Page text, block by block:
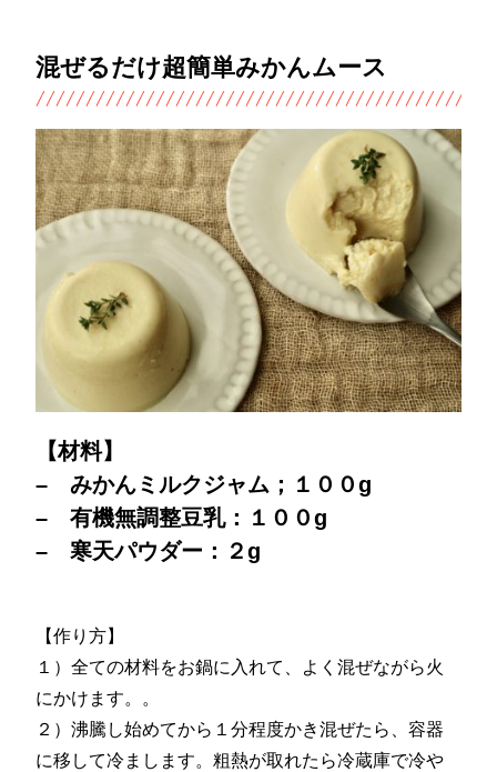
混ぜるだけ超簡単みかんムース
【材料】
– みかんミルクジャム；１００g
– 有機無調整豆乳：１００g
– 寒天パウダー：２g
【作り方】
１）全ての材料をお鍋に入れて、よく混ぜながら火
にかけます。。
２）沸騰し始めてから１分程度かき混ぜたら、容器
に移して冷まします。粗熱が取れたら冷蔵庫で冷や